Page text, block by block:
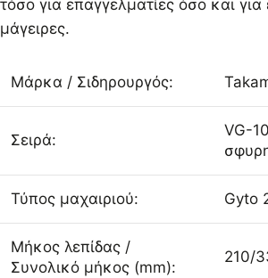
τόσο για επαγγελματίες όσο και για
μάγειρες.
Μάρκα / Σιδηρουργός:
Σειρά:
VG-10
Τύπος μαχαιριού: Gyto
Μήκος λεπίδας /
Συνολικό μήκος (mm):
210/